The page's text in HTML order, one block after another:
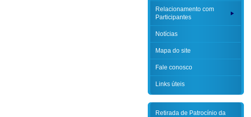
Relacionamento com
Participantes
Notícias
Mapa do site
Fale conosco
Links úteis
Retirada de Patrocínio da